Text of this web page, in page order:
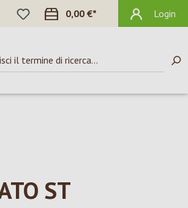
HAI 0 ARTICOLI NELLA LISTA DEI
0,00 €* Login
ST